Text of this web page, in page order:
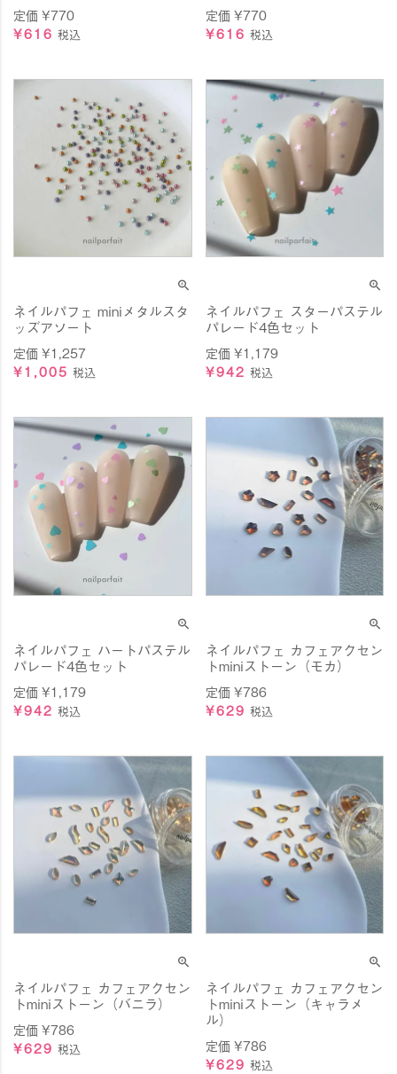
定価¥770
¥616 税込
定価 ¥770
¥616 税込
ネイルパフェ miniメタルスタ
ッズアソート
定価¥1,257
¥1,005 税込
ネイルパフェ スターパステル
パレード4色セット
定価 ¥1,179
¥942 税込
ネイルパフェ ハートパステル
パレード4色セット
定価¥1,179
¥942 税込
ネイルパフェ カフェアクセン
トminiストーン（モカ）
定価 ¥786
¥629 税込
ネイルパフェ カフェアクセン
トminiストーン（バニラ）
定価¥786
¥629 税込
ネイルパフェ カフェアクセン
トminiストーン（キャラメ
ル）
定価 ¥786
¥629 税込